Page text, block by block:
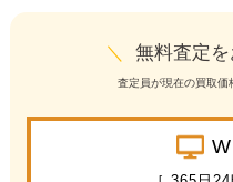
＼ 無料査定
査定員が現在の買取価